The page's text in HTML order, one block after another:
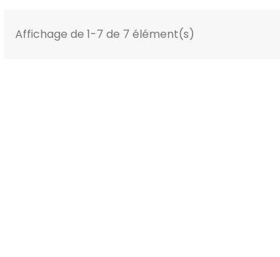
Affichage de 1-7 de 7 élément(s)